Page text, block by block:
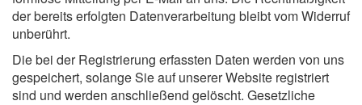
der bereits erfolgten Datenverarbeitung bleibt vom Widerruf
unberührt.
Die bei der Registrierung erfassten Daten werden von uns
gespeichert, solange Sie auf unserer Website registriert
sind und werden anschließend gelöscht. Gesetzliche